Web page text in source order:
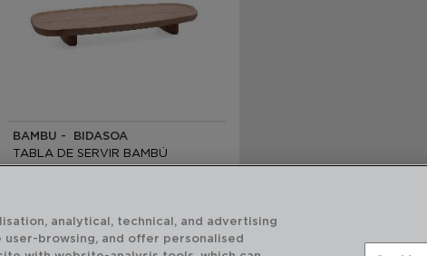
BAMBU - BIDASOA
TABLA DE SERVIR BAMBÚ
40X15,5X4,8CM
10,75 €
analytical, technical, and advertising
browsing, and offer personalised